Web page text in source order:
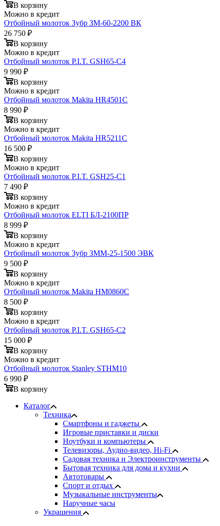
В корзину
Можно в кредит
Отбойный молоток Зубр ЗМ-60-2200 ВК
26 750 ₽
В корзину
Можно в кредит
Отбойный молоток P.I.T. GSH65-C4
9 990 ₽
В корзину
Можно в кредит
Отбойный молоток Makita HR4501C
8 990 ₽
В корзину
Можно в кредит
Отбойный молоток Makita HR5211C
16 500 ₽
В корзину
Можно в кредит
Отбойный молоток P.I.T. GSH25-C1
7 490 ₽
В корзину
Можно в кредит
Отбойный молоток ELTI БЛ-2100ПР
8 999 ₽
В корзину
Можно в кредит
Отбойный молоток Зубр ЗММ-25-1500 ЭВК
9 500 ₽
В корзину
Можно в кредит
Отбойный молоток Makita HM0860C
8 500 ₽
В корзину
Можно в кредит
Отбойный молоток P.I.T. GSH65-C2
15 000 ₽
В корзину
Можно в кредит
Отбойный молоток Stanley STHM10
6 990 ₽
В корзину
Каталог
Техника
Смартфоны и гаджеты
Игровые приставки и диски
Ноутбуки и компьютеры
Телевизоры, Аудио-видео, Hi-Fi
Садовая техника и Электроинструменты
Бытовая техника для дома и кухни
Автотовары
Спорт и отдых
Музыкальные инструменты
Наручные часы
Украшения